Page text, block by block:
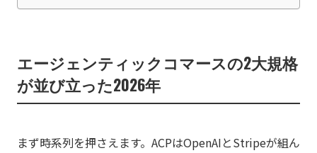
エージェンティックコマースの2大規格
が並び立った2026年
まず時系列を押さえます。ACPはOpenAIとStripeが組ん